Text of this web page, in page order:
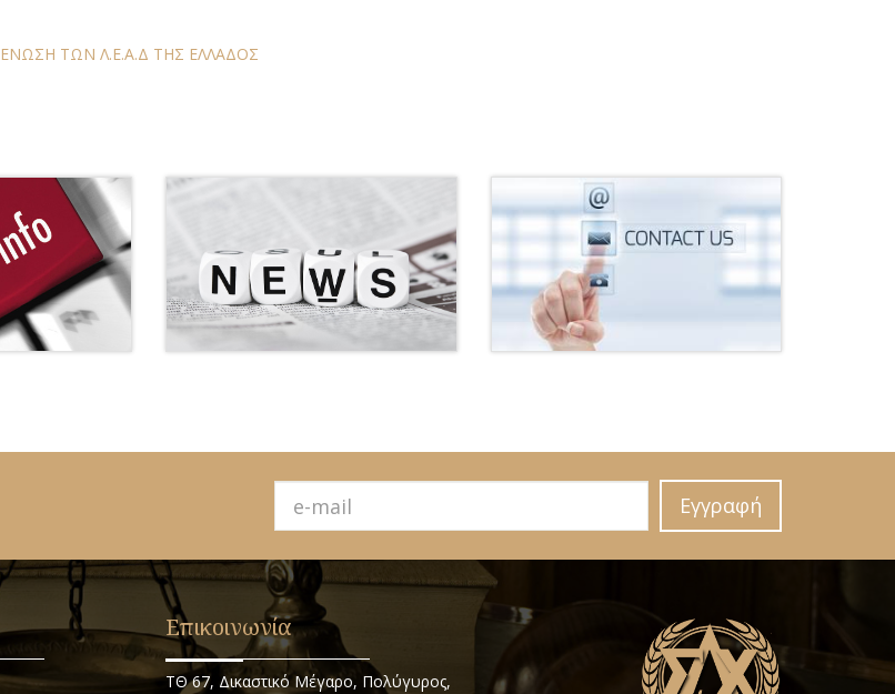
ΕΝΩΣΗ ΤΩΝ Λ.Ε.Α.Δ ΤΗΣ ΕΛΛΑΔΟΣ
Εγγραφή
Επικοινωνία
ΤΘ 67, Δικαστικό Μέγαρο, Πολύγυρος,